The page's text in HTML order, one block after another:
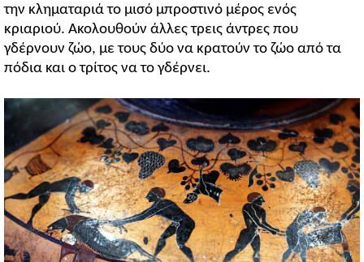
την κληματαριά το μισό μπροστινό μέρος ενός
κριαριού. Ακολουθούν άλλες τρεις άντρες που
γδέρνουν ζώο, με τους δύο να κρατούν το ζώο από τα
πόδια και ο τρίτος να το γδέρνει.